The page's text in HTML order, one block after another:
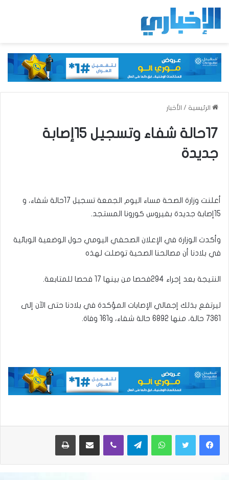
الرئيسية / الأخبار
17حالة شفاء وتسجيل 15إصابة
جديدة
أعلنت وزارة الصحة مساء اليوم الجمعة تسجيل 17حالة شفاء، و
15إصابة جديدة بفيروس كورونا المستجد.
وأكدت الوزارة في الإعلان الصحفي اليومي حول الوضعية الوبائية
في بلادنا أن مصالحنا الصحية توصلت لهذه
النتيجة بعد إجراء 294فحصا من بينها 17 فحصا للمتابعة.
ليرتفع بذلك إجمالي الإصابات المؤكدة في بلادنا حتى الآن إلى
7361 حالة، منها 6892 حالة شفاء، و161 وفاة.
واتساب تيلقرام ڤايبر مشاركة عبر البريد طباعة